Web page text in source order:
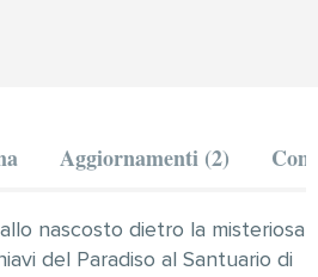
Aggiornamenti (2)
nascosto dietro la misteriosa
del Paradiso al Santuario di